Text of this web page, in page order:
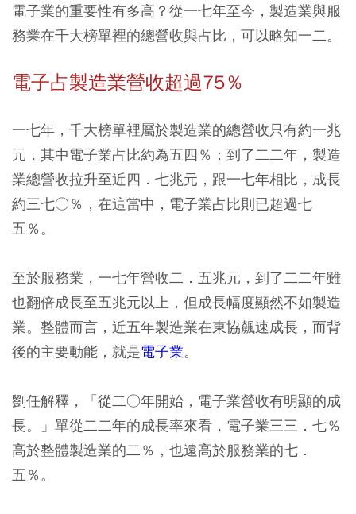
電子業的重要性有多高？從一七年至今，製造業與服
務業在千大榜單裡的總營收與占比，可以略知一二。
電子占製造業營收超過75％
一七年，千大榜單裡屬於製造業的總營收只有約一兆
元，其中電子業占比約為五四％；到了二二年，製造
業總營收拉升至近四．七兆元，跟一七年相比，成長
約三七○％，在這當中，電子業占比則已超過七
五％。
至於服務業，一七年營收二．五兆元，到了二二年雖
也翻倍成長至五兆元以上，但成長幅度顯然不如製造
業。整體而言，近五年製造業在東協飆速成長，而背
後的主要動能，就是電子業。
劉任解釋，「從二○年開始，電子業營收有明顯的成
長。」單從二二年的成長率來看，電子業三三．七％
高於整體製造業的二％，也遠高於服務業的七．
五％。